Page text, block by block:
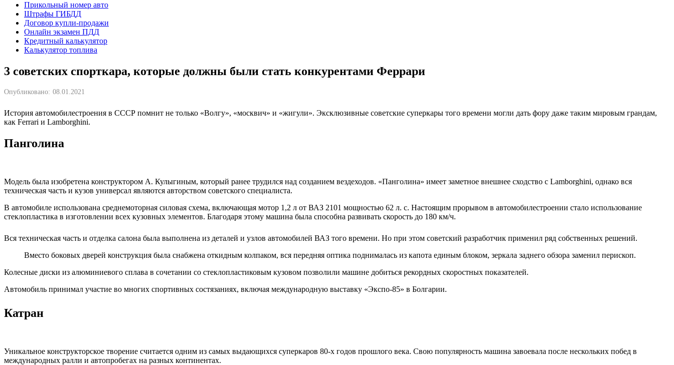
Прикольный номер авто
Штрафы ГИБДД
Договор купли-продажи
Онлайн экзамен ПДД
Кредитный калькулятор
Калькулятор топлива
3 советских спорткара, которые должны были стать конкурентами Феррари
Опубликовано: 08.01.2021
История автомобилестроения в СССР помнит не только «Волгу», «москвич» и «жигули». Эксклюзивные советские суперкары того времени могли дать фору даже таким мировым грандам,
как Ferrari и Lamborghini.
Панголина
Модель была изобретена конструктором А. Кулыгиным, который ранее трудился над созданием вездеходов. «Панголина» имеет заметное внешнее сходство с Lamborghini, однако вся
техническая часть и кузов универсал являются авторством советского специалиста.
В автомобиле использована среднемоторная силовая схема, включающая мотор 1,2 л от ВАЗ 2101 мощностью 62 л. с. Настоящим прорывом в автомобилестроении стало использование
стеклопластика в изготовлении всех кузовных элементов. Благодаря этому машина была способна развивать скорость до 180 км/ч.
Вся техническая часть и отделка салона была выполнена из деталей и узлов автомобилей ВАЗ того времени. Но при этом советский разработчик применил ряд собственных решений.
Вместо боковых дверей конструкция была снабжена откидным колпаком, вся передняя оптика поднималась из капота единым блоком, зеркала заднего обзора заменил перископ.
Колесные диски из алюминиевого сплава в сочетании со стеклопластиковым кузовом позволили машине добиться рекордных скоростных показателей.
Автомобиль принимал участие во многих спортивных состязаниях, включая международную выставку «Экспо-85» в Болгарии.
Катран
Уникальное конструкторское творение считается одним из самых выдающихся суперкаров 80-х годов прошлого века. Свою популярность машина завоевала после нескольких побед в
международных ралли и автопробегах на разных континентах.